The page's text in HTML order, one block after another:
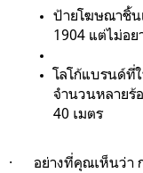
1904 แต่ไม่อ
จำนวนหลายร้
40 เมตร
·
อย่างที่คุณเห็นว่า ก